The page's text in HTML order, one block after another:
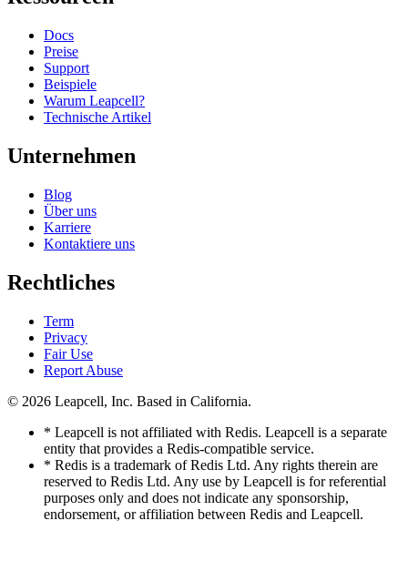
Docs
Preise
Support
Beispiele
Warum Leapcell?
Technische Artikel
Unternehmen
Blog
Über uns
Karriere
Kontaktiere uns
Rechtliches
Term
Privacy
Fair Use
Report Abuse
© 2026 Leapcell, Inc. Based in California.
* Leapcell is not affiliated with Redis. Leapcell is a separate
entity that provides a Redis-compatible service.
* Redis is a trademark of Redis Ltd. Any rights therein are
reserved to Redis Ltd. Any use by Leapcell is for referential
purposes only and does not indicate any sponsorship,
endorsement, or affiliation between Redis and Leapcell.